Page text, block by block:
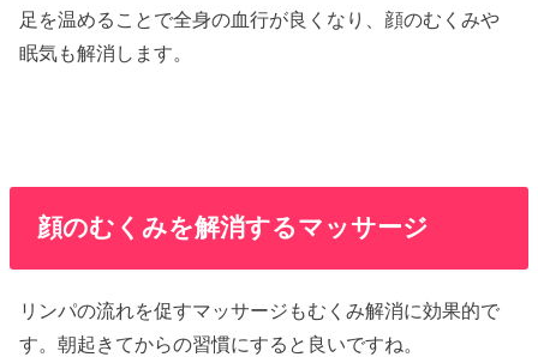
足を温めることで全身の血行が良くなり、顔のむくみや
眠気も解消します。
顔のむくみを解消するマッサージ
リンパの流れを促すマッサージもむくみ解消に効果的で
す。朝起きてからの習慣にすると良いですね。